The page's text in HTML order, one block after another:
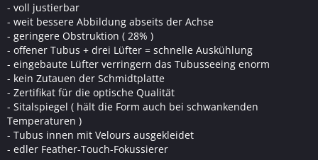
- voll justierbar
- weit bessere Abbildung abseits der Achse
- geringere Obstruktion ( 28% )
- offener Tubus + drei Lüfter = schnelle Auskühlung
- eingebaute Lüfter verringern das Tubusseeing enorm
- kein Zutauen der Schmidtplatte
- Zertifikat für die optische Qualität
- Sitalspiegel ( hält die Form auch bei schwankenden
Temperaturen )
- Tubus innen mit Velours ausgekleidet
- edler Feather-Touch-Fokussierer